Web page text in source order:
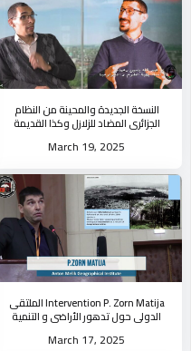
النسخة الجديدة والمحينة من النظام
الجزائري المضاد للزلازل وكذا القديمة
March 19, 2025
Intervention P. Zorn Matija الملتقى
الدولي حول تدهور الأراضي و التنمية
المستدامة جامعة الجلفة
March 17, 2025